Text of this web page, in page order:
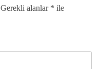
Gerekli alanlar * ile